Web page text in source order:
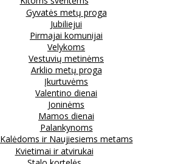
Gyvatės metų proga
Jubiliejui
Pirmajai komunijai
Velykoms
Vestuvių metinėms
Arklio metų proga
Įkurtuvėms
Valentino dienai
Joninėms
Mamos dienai
Palankynoms
Kalėdoms ir Naujiesiems metams
Kvietimai ir atvirukai